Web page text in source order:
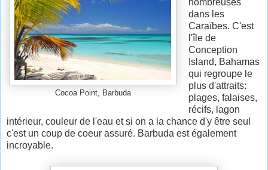
Cocoa Point, Barbuda
dans les
Caraïbes. C'est
l'île de
Conception
Island, Bahamas
qui regroupe le
plus d'attraits:
plages, falaises,
récifs, lagon
intérieur, couleur de l'eau et si on a la chance d'y être seul
c'est un coup de coeur assuré. Barbuda est également
incroyable.